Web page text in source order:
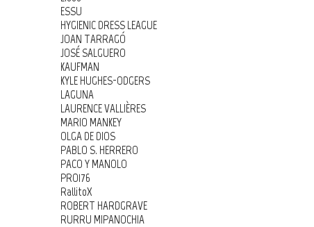
ESSU
HYGIENIC DRESS LEAGUE
JOAN TARRAGÓ
JOSÉ SALGUERO
KAUFMAN
KYLE HUGHES-ODGERS
LAGUNA
LAURENCE VALLIÈRES
MARIO MANKEY
OLGA DE DIOS
PABLO S. HERRERO
PACO Y MANOLO
PRO176
RallitoX
ROBERT HARDGRAVE
RURRU MIPANOCHIA